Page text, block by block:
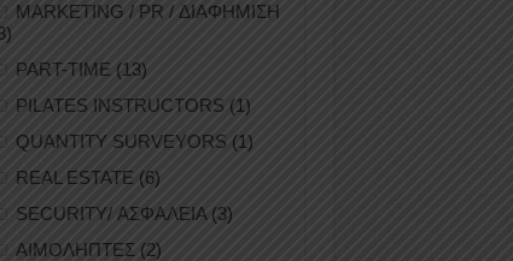
MARKETING / PR / ΔΙΑΦΗΜΙΣΗ
PART-TIME (13)
PILATES INSTRUCTORS (1)
QUANTITY SURVEYORS (1)
REAL ESTATE (6)
SECURITY/ ΑΣΦΑΛΕΙΑ(3)
ΑΙΜΟΛΗΠΤΕΣ (2)